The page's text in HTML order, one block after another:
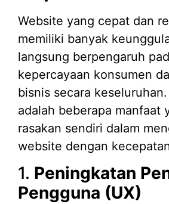
Website yang cepat dan
memiliki banyak
langsung berpengaruh
kepercayaan konsumen
bisnis secara
adalah beberapa manfaat
rasakan sendiri dalam
website dengan
1. Peningkatan
Pengguna (UX)